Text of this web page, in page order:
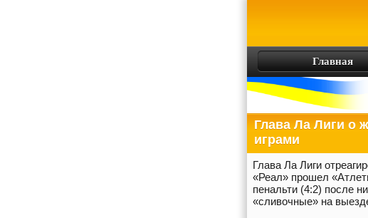
Главная
Глава Ла Лиги о
играми
Глава Ла Лиги
«Реал» прошел
пенальти (4:2) после
«сливочные» на